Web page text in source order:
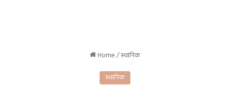
Home/स्थानिक
स्थानिक